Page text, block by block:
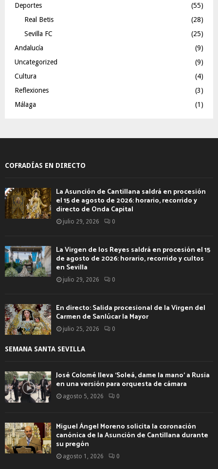
Deportes
(55)
Real Betis
(28)
Sevilla FC
(25)
Andalucía
(9)
Uncategorized
(9)
Cultura
(4)
Reflexiones
(3)
Málaga
(1)
COFRADÍAS EN DIRECTO
La Asunción de Cantillana saldrá en procesión
el 15 de agosto de 2026: horario, recorrido y
directo de Onda Capital
julio 29, 2026 0
La Virgen de los Reyes saldrá en procesión el 15
de agosto de 2026: horario, recorrido y cultos
en Sevilla
julio 29, 2026 0
En directo: Salida procesional de la Virgen del
Carmen de Sanlúcar la Mayor
julio 25, 2026 0
SEMANA SANTA SEVILLA
José Colomé lleva ‘Soleá, dame la mano’ a Rusia
en una versión para orquesta de cámara
agosto 5, 2026 0
Miguel Ángel Moreno solicita la coronación
canónica de la Asunción de Cantillana durante
su pregón
agosto 1, 2026 0